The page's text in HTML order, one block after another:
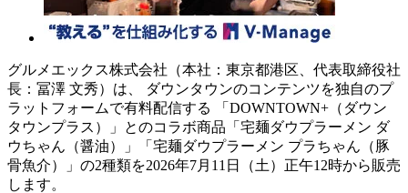
グルメエックス株式会社（本社：東京都港区、代表取締役社
長：冨澤 文秀）は、 ダウンタウンのコンテンツを独自のプ
ラットフォームで有料配信する 「DOWNTOWN+（ダウン
タウンプラス）」とのコラボ商品「宅麺ダウプラーメン ダ
ウちゃん（醤油）」「宅麺ダウプラーメン プラちゃん（豚
骨魚介）」の2種類を2026年7月11日（土）正午12時から販売
します。